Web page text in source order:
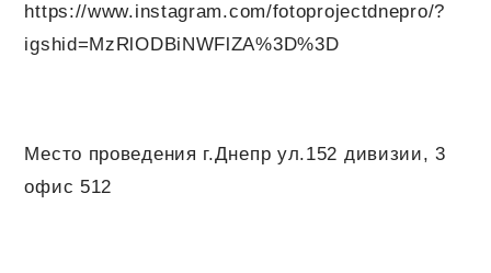
https://www.instagram.com/fotoprojectdnepro/?
igshid=MzRlODBiNWFlZA%3D%3D
Место проведения г.Днепр ул.152 дивизии, 3
офис 512